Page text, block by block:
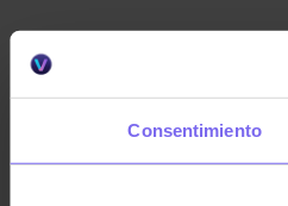
Consentimiento